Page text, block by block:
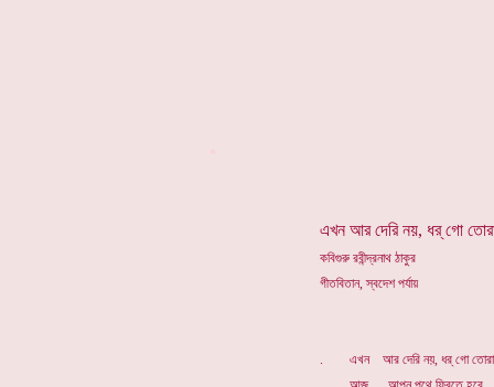
এখন আর দেরি নয়, ধর্ গো
কবিগুরু রবীন্দ্রনাথ ঠাকুর
গীতবিতান, স্বদেশ পর্যায়
. এখন আর দেরি নয়, ধর্ গো তোরা